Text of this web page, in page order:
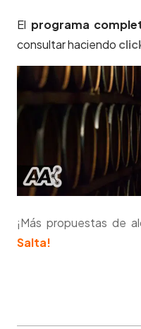
El programa
consultar haciendo
¡Más propuestas de
Salta!